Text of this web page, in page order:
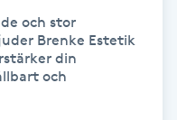
och stor
Brenke Estetik
din
och